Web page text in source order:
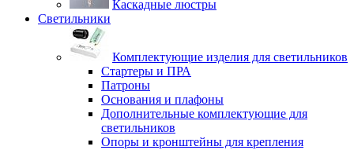
Каскадные люстры
Светильники
Комплектующие изделия для светильников
Стартеры и ПРА
Патроны
Основания и плафоны
Дополнительные комплектующие для
светильников
Опоры и кронштейны для крепления